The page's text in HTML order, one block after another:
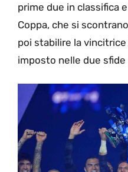
prime due in classifica
Coppa, che si
poi stabilire la
imposto nelle due